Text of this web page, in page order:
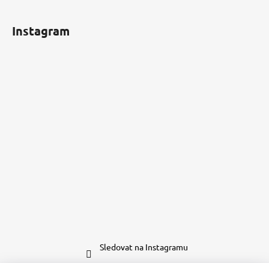
Instagram
Sledovat na Instagramu